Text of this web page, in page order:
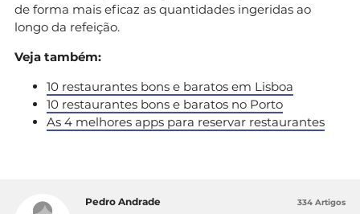
de forma mais eficaz as quantidades ingeridas ao
longo da refeição.
Veja também:
10 restaurantes bons e baratos em Lisboa
10 restaurantes bons e baratos no Porto
As 4 melhores apps para reservar restaurantes
Pedro Andrade 334 Artigos